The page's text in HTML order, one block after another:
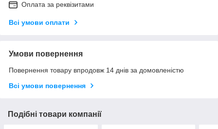
Оплата за реквізитами
Всі умови оплати
Умови повернення
Повернення товару впродовж 14 днів за домовленістю
Всі умови повернення
Подібні товари компанії